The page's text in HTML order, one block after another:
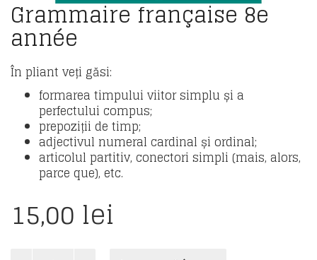
Grammaire française 8e
année
În pliant veți găsi:
formarea timpului viitor simplu și a
perfectului compus;
prepoziții de timp;
adjectivul numeral cardinal și ordinal;
articolul partitiv, conectori simpli (mais, alors,
parce que), etc.
15,00 lei
Cantitate